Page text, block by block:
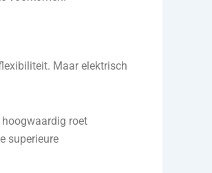
Maar elektrisch
roet
superieure